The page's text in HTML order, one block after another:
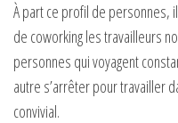
À part ce profil de personnes,
de coworking les travailleurs
personnes qui voyagent
autre s’arrêter pour travailler
convivial.